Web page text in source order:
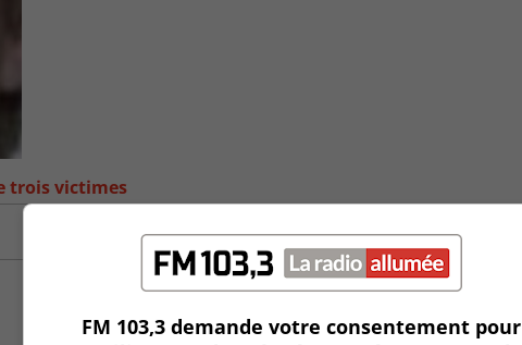
trois victimes
FM 103,3 demande votre consentement pour